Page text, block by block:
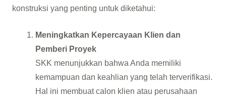
konstruksi yang penting untuk diketahui:
Meningkatkan Kepercayaan Klien dan
Pemberi Proyek
SKK menunjukkan bahwa Anda memiliki
kemampuan dan keahlian yang telah terverifikasi.
Hal ini membuat calon klien atau perusahaan